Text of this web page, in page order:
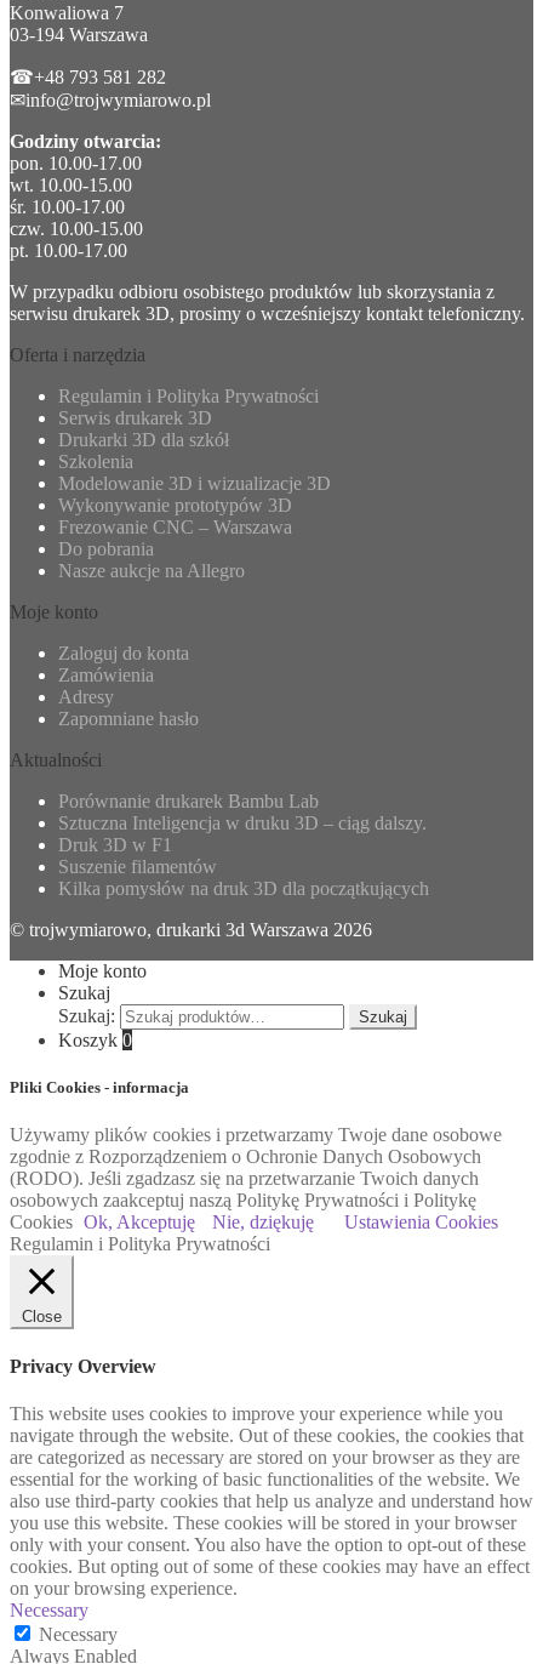
Konwaliowa 7
03-194 Warszawa
☎+48 793 581 282
✉info@trojwymiarowo.pl
Godziny otwarcia:
pon. 10.00-17.00
wt. 10.00-15.00
śr. 10.00-17.00
czw. 10.00-15.00
pt. 10.00-17.00
W przypadku odbioru osobistego produktów lub skorzystania z
serwisu drukarek 3D, prosimy o wcześniejszy kontakt telefoniczny.
Oferta i narzędzia
Regulamin i Polityka Prywatności
Serwis drukarek 3D
Drukarki 3D dla szkół
Szkolenia
Modelowanie 3D i wizualizacje 3D
Wykonywanie prototypów 3D
Frezowanie CNC – Warszawa
Do pobrania
Nasze aukcje na Allegro
Moje konto
Zaloguj do konta
Zamówienia
Adresy
Zapomniane hasło
Aktualności
Porównanie drukarek Bambu Lab
Sztuczna Inteligencja w druku 3D – ciąg dalszy.
Druk 3D w F1
Suszenie filamentów
Kilka pomysłów na druk 3D dla początkujących
© trojwymiarowo, drukarki 3d Warszawa 2026
Moje konto
Szukaj
Szukaj:
Szukaj
Koszyk 0
Pliki Cookies - informacja
Używamy plików cookies i przetwarzamy Twoje dane osobowe
zgodnie z Rozporządzeniem o Ochronie Danych Osobowych
(RODO). Jeśli zgadzasz się na przetwarzanie Twoich danych
osobowych zaakceptuj naszą Politykę Prywatności i Politykę
Cookies Ok, Akceptuję Nie, dziękuję
Ustawienia Cookies
Regulamin i Polityka Prywatności
Close
Privacy Overview
This website uses cookies to improve your experience while you
navigate through the website. Out of these cookies, the cookies that
are categorized as necessary are stored on your browser as they are
essential for the working of basic functionalities of the website. We
also use third-party cookies that help us analyze and understand how
you use this website. These cookies will be stored in your browser
only with your consent. You also have the option to opt-out of these
cookies. But opting out of some of these cookies may have an effect
on your browsing experience.
Necessary
Necessary
Always Enabled